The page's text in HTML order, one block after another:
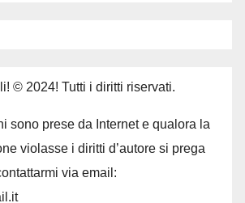
© 2024! Tutti i diritti riservati.
sono prese da Internet e qualora la
violasse i diritti d’autore si prega
via email: